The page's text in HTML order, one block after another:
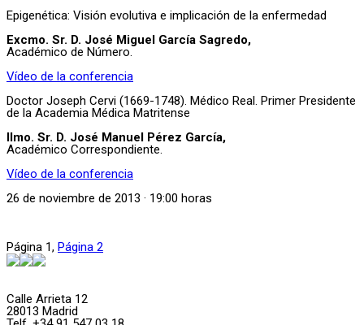
Epigenética: Visión evolutiva e implicación de la enfermedad
Excmo. Sr. D. José Miguel García Sagredo,
Académico de Número.
Vídeo de la conferencia
Doctor Joseph Cervi (1669-1748). Médico Real. Primer Presidente
de la Academia Médica Matritense
Ilmo. Sr. D. José Manuel Pérez García,
Académico Correspondiente.
Vídeo de la conferencia
26 de noviembre de 2013 · 19:00 horas
Página 1, Página 2
Calle Arrieta 12
28013 Madrid